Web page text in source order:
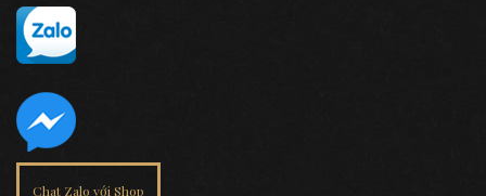
Chat Zalo với Shop